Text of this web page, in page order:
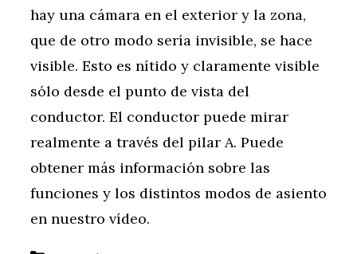
hay una cámara en el exterior y la zona,
que de otro modo sería invisible, se hace
visible. Esto es nítido y claramente visible
sólo desde el punto de vista del
conductor. El conductor puede mirar
realmente a través del pilar A. Puede
obtener más información sobre las
funciones y los distintos modos de asiento
en nuestro vídeo.